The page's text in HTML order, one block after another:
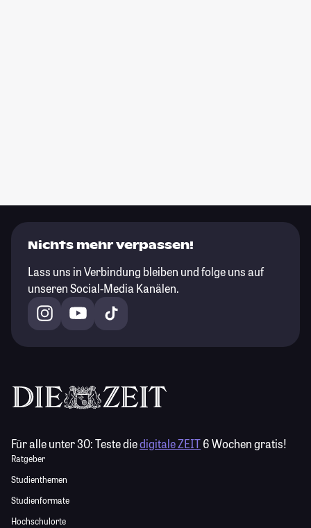
Nichts mehr verpassen!
Lass uns in Verbindung bleiben und folge uns auf
unseren Social-Media Kanälen.
Für alle unter 30:Teste diedigitale ZEIT6 Wochen gratis!
Ratgeber
Studienthemen
Studienformate
Hochschulorte